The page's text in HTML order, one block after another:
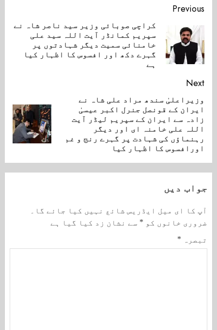
Continue
Reading
Previous
کراچی صوبائی وزیر سید ناصر شاہ نے
سپریم کمانڈر آیت اللہ سید علی
خامنائی سمیت دیگر شہادتوں پر
گہرے دکھ اور افسوس کا اظہار کیا
ہے
Next
Next
post:
وزیراعلیٰ سندھ مراد علی شاہ نے
ایران کے قونصل جنرل اکبر عیسیٰ
زادہ سے ایران کے سپریم لیڈر آیت
اللہ علی خامنہ ای اور دیگر
رہنماؤں کی شہادت پر گہرے رنج و غم
اورافسوس کا اظہار کیا
جواب دیں
آپ کا ای میل ایڈریس شائع نہیں کیا جائے گا۔
ضروری خانوں کو * سے نشان زد کیا گیا ہے
تبصرہ *